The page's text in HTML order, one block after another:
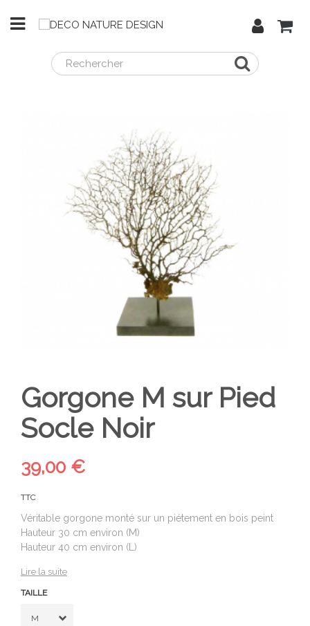
Gorgone M sur Pied
Socle Noir
39,00 €
TTC
Véritable gorgone monté sur un piétement en bois peint
Hauteur 30 cm environ (M)
Hauteur 40 cm environ (L)
Lire la suite
TAILLE